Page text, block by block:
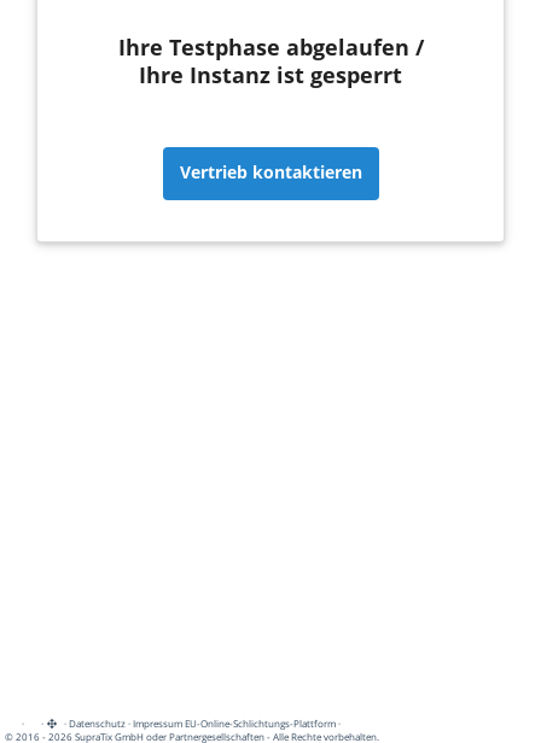
Ihre Testphase abgelaufen /
Ihre Instanz ist gesperrt
Vertrieb kontaktieren
· · ·Datenschutz·Impressum EU-Online-Schlichtungs-Plattform·
© 2016 - 2026 SupraTix GmbH oder Partnergesellschaften - Alle Rechte vorbehalten.